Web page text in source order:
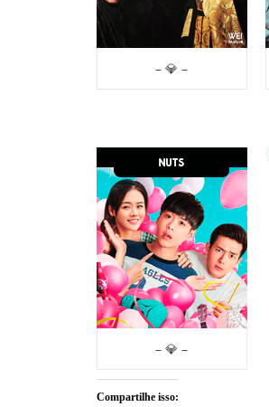
– 💎 –
– 💎 –
Compartilhe isso: